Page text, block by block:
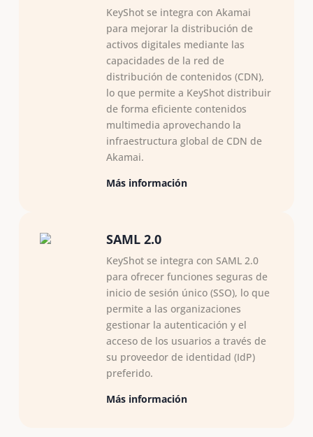
KeyShot se integra con Akamai
para mejorar la distribución de
activos digitales mediante las
capacidades de la red de
distribución de contenidos (CDN),
lo que permite a KeyShot distribuir
de forma eficiente contenidos
multimedia aprovechando la
infraestructura global de CDN de
Akamai.
Más información
SAML 2.0
KeyShot se integra con SAML 2.0
para ofrecer funciones seguras de
inicio de sesión único (SSO), lo que
permite a las organizaciones
gestionar la autenticación y el
acceso de los usuarios a través de
su proveedor de identidad (IdP)
preferido.
Más información